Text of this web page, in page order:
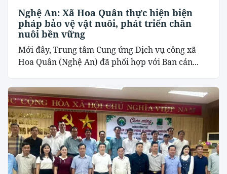
Nghệ An: Xã Hoa Quân thực hiện biện
pháp bảo vệ vật nuôi, phát triển chăn
nuôi bền vững
Mới đây, Trung tâm Cung ứng Dịch vụ công xã
Hoa Quân (Nghệ An) đã phối hợp với Ban cán...